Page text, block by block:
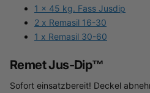
1 x 45 kg. Fass Jusdip
2 x Remasil 16-30
1 x Remasil 30-60
Remet Jus-Dip™
Sofort einsatzbereit! Deckel